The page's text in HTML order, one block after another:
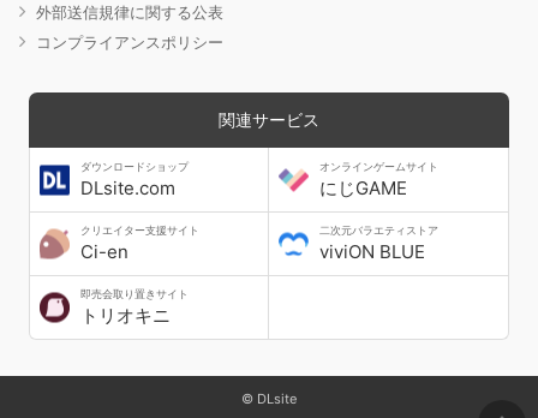
外部送信規律に関する公表
コンプライアンスポリシー
関連サービス
ダウンロードショップ
DLsite.com
オンラインゲームサイト
にじGAME
クリエイター支援サイト
Ci-en
二次元バラエティストア
viviON BLUE
即売会取り置きサイト
トリオキニ
© DLsite